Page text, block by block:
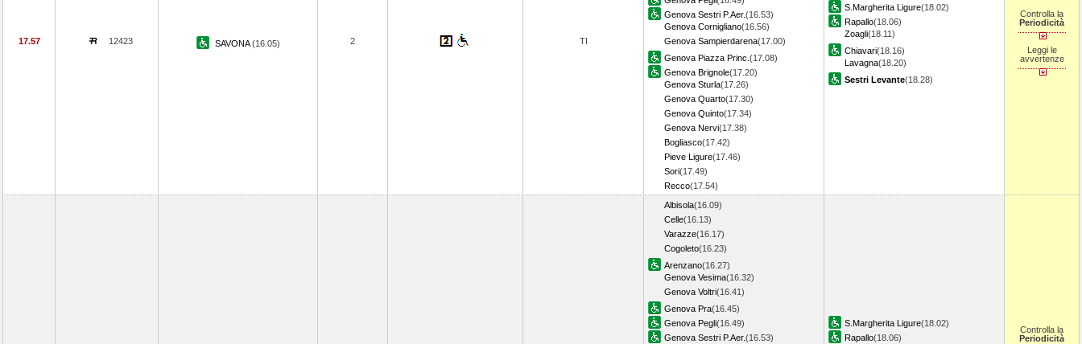
17.57 12423 SAVONA(16.05) 2 TI
Genova Sestri P.Aer.(16.53)
Genova Cornigliano(16.56)
Genova Sampierdarena(17.00)
Genova Piazza Princ. (17.08)
Genova Brignole(17.20)
Genova Sturla(17.26)
Genova Quarto(17.30)
Genova Quinto(17.34)
Genova Nervi(17.38)
Bogliasco(17.42)
Pieve Ligure(17.46)
Sori(17.49)
Recco(17.54)
S.Margherita Ligure(18.02)
Rapallo(18.06)
Zoagli(18.11)
Chiavari(18.16)
Lavagna(18.20)
Sestri Levante(18.28)
Controlla la
Periodicità
Leggi le
avvertenze
Albisola(16.09)
Celle(16.13)
Varazze(16.17)
Cogoleto(16.23)
Arenzano(16.27)
Genova Vesima(16.32)
Genova Voltri(16.41)
Genova Pra(16.45)
Genova Pegli(16.49)
Genova Sestri P.Aer.(16.53)
S.Margherita Ligure(18.02)
Rapallo(18.06)
Controlla la
Periodicità